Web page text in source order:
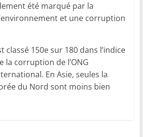
été marqué par la
et une corruption
classé 150e sur 180 dans l’indice
la corruption de l’ONG
En Asie, seules la
du Nord sont moins bien